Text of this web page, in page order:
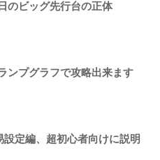
のビッグ先行台の正体
ンプグラフで攻略出来ます
定編、超初心者向けに説明